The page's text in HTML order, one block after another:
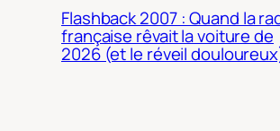
Flashback 2007 : Quand la
française rêvait la voiture de
2026 (et le réveil